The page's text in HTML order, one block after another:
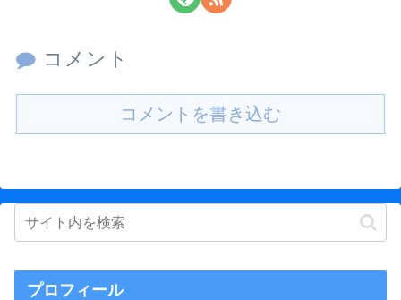
コメント
コメントを書き込む
プロフィール